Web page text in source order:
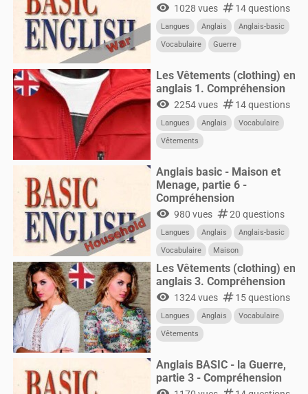
visibility 1028 vues numbers14 questions
Langues Anglais
Anglais-basic
Vocabulaire
Guerre
Les Vêtements (clothing) en
anglais 1. Compréhension
visibility 2254 vues numbers14 questions
Langues Anglais
Vocabulaire
Vêtements
Anglais basic - Maison et
Menage, partie 6 -
Compréhension
visibility 980 vues numbers20 questions
Langues Anglais
Anglais-basic
Vocabulaire
Maison
Les Vêtements (clothing) en
anglais 3. Compréhension
visibility 1324 vues numbers15 questions
Langues Anglais
Vocabulaire
Vêtements
Anglais BASIC - la Guerre,
partie 3 - Compréhension